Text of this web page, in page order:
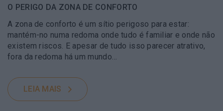
O PERIGO DA ZONA DE CONFORTO
A zona de conforto é um sítio perigoso para estar:
mantém-no numa redoma onde tudo é familiar e onde não
existem riscos. E apesar de tudo isso parecer atrativo,
fora da redoma há um mundo…
LEIA MAIS